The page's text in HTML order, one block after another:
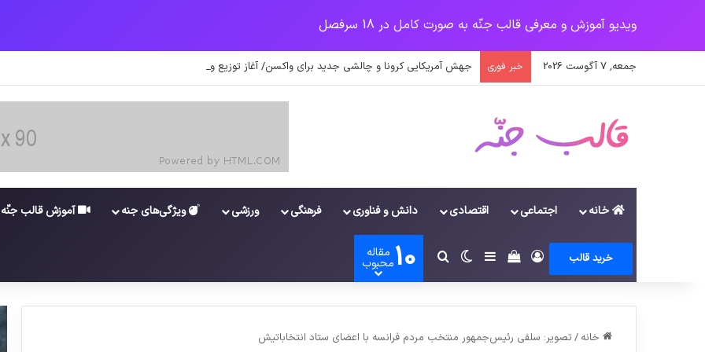
ویدیو آموزش و معرفی قالب جنّه به صورت کامل در 18 سرفصل
جمعه, 7 آگوست 2026 خبر فوری جهش آمریکایی کرونا و چالشی جدید برای واکسن/ آغاز توزیع واکسن از سوی اتحادیه کوواکس
خانه اجتماعی اقتصادی دانش و فناوری فرهنگی ورزشی ویژگی‌های جنه آموزش قالب جنّه
خرید قالب وروددیدن سبد خرید
سایدبارتغییر پوسته
جستجو برای
10 مقاله
محبوب
خانه / تصویر: سلفی رئیس‌جمهور منتخب مردم فرانسه با اعضای ستاد انتخاباتیش